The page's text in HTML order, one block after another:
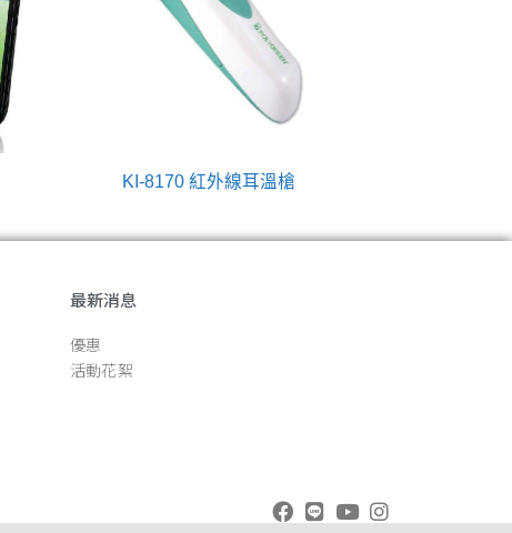
KI-8170 紅外線耳溫槍
最新消息
優惠
活動花絮